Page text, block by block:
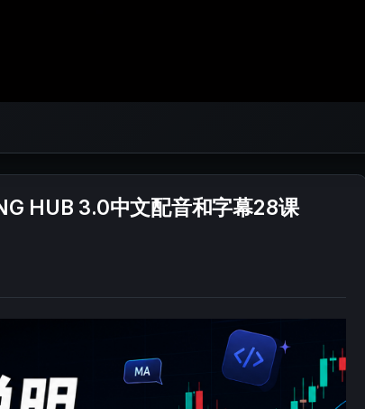
HUB 3.0中文配音和字幕28课